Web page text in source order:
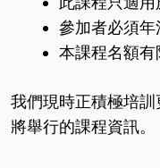
參加者必須年
本課程名額有
我們現時正積極培
將舉行的課程資訊。